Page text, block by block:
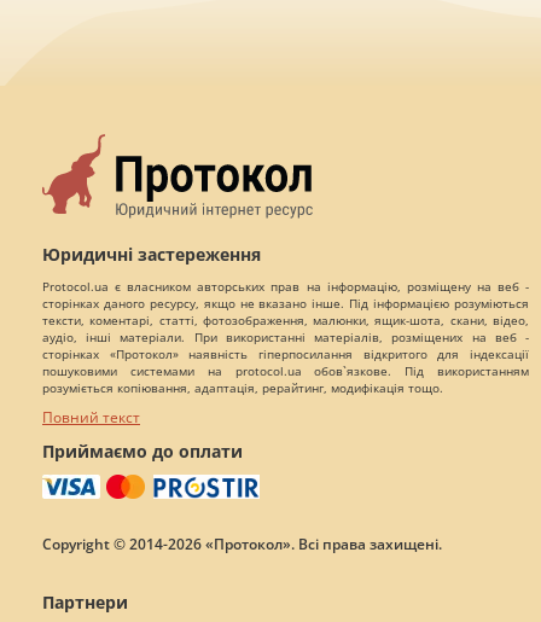
Юридичні застереження
Protocol.ua є власником авторських прав на інформацію, розміщену на веб -
сторінках даного ресурсу, якщо не вказано інше. Під інформацією розуміються
тексти, коментарі, статті, фотозображення, малюнки, ящик-шота, скани, відео,
аудіо, інші матеріали. При використанні матеріалів, розміщених на веб -
сторінках «Протокол» наявність гіперпосилання відкритого для індексації
пошуковими системами на protocol.ua обов`язкове. Під використанням
розуміється копіювання, адаптація, рерайтинг, модифікація тощо.
Повний текст
Приймаємо до оплати
Copyright © 2014-2026 «Протокол». Всі права захищені.
Партнери